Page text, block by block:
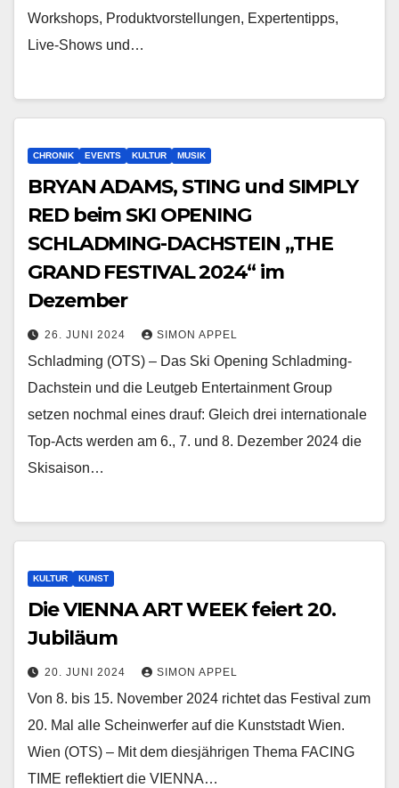
Workshops, Produktvorstellungen, Expertentipps,
Live-Shows und…
CHRONIK EVENTS KULTUR MUSIK
BRYAN ADAMS, STING und SIMPLY
RED beim SKI OPENING
SCHLADMING-DACHSTEIN „THE
GRAND FESTIVAL 2024“ im
Dezember
26. JUNI 2024 SIMON APPEL
Schladming (OTS) – Das Ski Opening Schladming-
Dachstein und die Leutgeb Entertainment Group
setzen nochmal eines drauf: Gleich drei internationale
Top-Acts werden am 6., 7. und 8. Dezember 2024 die
Skisaison…
KULTUR KUNST
Die VIENNA ART WEEK feiert 20.
Jubiläum
20. JUNI 2024 SIMON APPEL
Von 8. bis 15. November 2024 richtet das Festival zum
20. Mal alle Scheinwerfer auf die Kunststadt Wien.
Wien (OTS) – Mit dem diesjährigen Thema FACING
TIME reflektiert die VIENNA…